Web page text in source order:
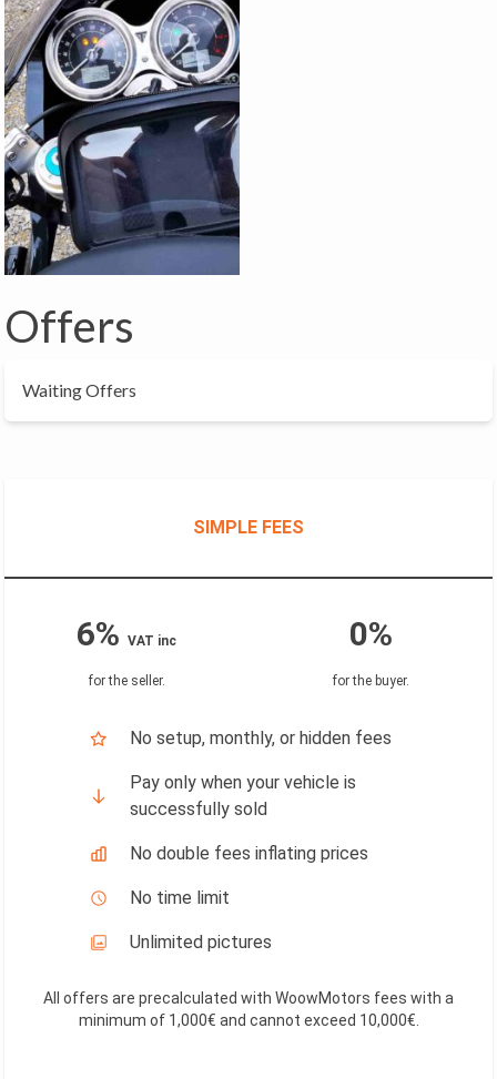
Offers
Waiting Offers
SIMPLE FEES
6% VAT inc 0%
for the seller. for the buyer.
No setup, monthly, or hidden fees
Pay only when your vehicle is
successfully sold
No double fees inflating prices
No time limit
Unlimited pictures
All offers are precalculated with WoowMotors fees with a
minimum of 1,000€ and cannot exceed 10,000€